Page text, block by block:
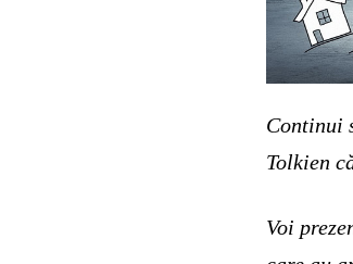
Continui
Tolkien
Voi